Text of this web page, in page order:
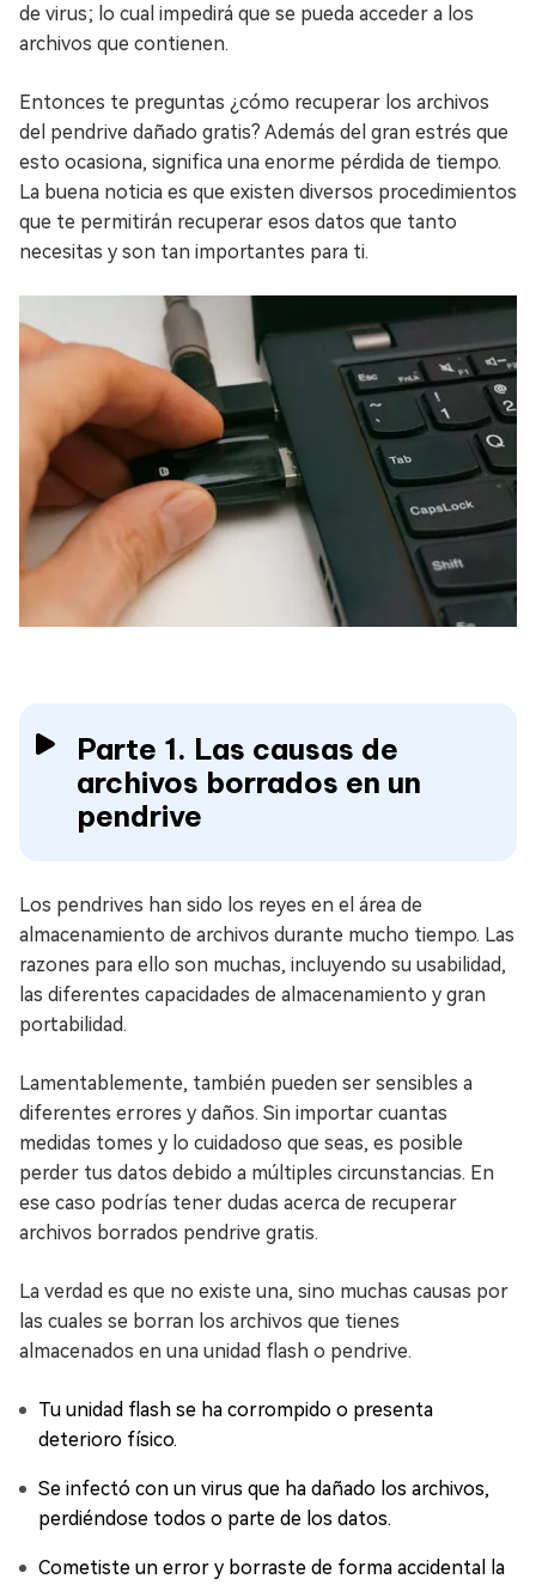
de virus; lo cual impedirá que se pueda acceder a los
archivos que contienen.
Entonces te preguntas ¿cómo recuperar los archivos
del pendrive dañado gratis? Además del gran estrés que
esto ocasiona, significa una enorme pérdida de tiempo.
La buena noticia es que existen diversos procedimientos
que te permitirán recuperar esos datos que tanto
necesitas y son tan importantes para ti.
Parte 1. Las causas de
archivos borrados en un
pendrive
Los pendrives han sido los reyes en el área de
almacenamiento de archivos durante mucho tiempo. Las
razones para ello son muchas, incluyendo su usabilidad,
las diferentes capacidades de almacenamiento y gran
portabilidad.
Lamentablemente, también pueden ser sensibles a
diferentes errores y daños. Sin importar cuantas
medidas tomes y lo cuidadoso que seas, es posible
perder tus datos debido a múltiples circunstancias. En
ese caso podrías tener dudas acerca de recuperar
archivos borrados pendrive gratis.
La verdad es que no existe una, sino muchas causas por
las cuales se borran los archivos que tienes
almacenados en una unidad flash o pendrive.
Tu unidad flash se ha corrompido o presenta
deterioro físico.
Se infectó con un virus que ha dañado los archivos,
perdiéndose todos o parte de los datos.
Cometiste un error y borraste de forma accidental la